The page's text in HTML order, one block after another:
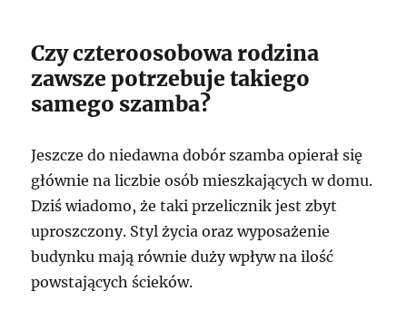
Czy czteroosobowa rodzina
zawsze potrzebuje takiego
samego szamba?
Jeszcze do niedawna dobór szamba opierał się
głównie na liczbie osób mieszkających w domu.
Dziś wiadomo, że taki przelicznik jest zbyt
uproszczony. Styl życia oraz wyposażenie
budynku mają równie duży wpływ na ilość
powstających ścieków.